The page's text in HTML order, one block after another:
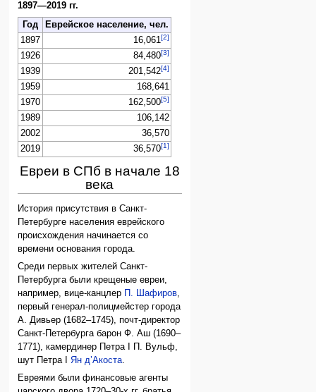
1897—2019 гг.
Год
Еврейское население, чел.
1897
16,061[2]
1926 84,480[3]
1939 201,542[4]
1959
168,641
1970
162,500[5]
1989
106,142
2002
36,570
2019
36,570[1]
Евреи в СПб в начале 18
века
История присутствия в Санкт-
Петербурге населения еврейского
происхождения начинается со
времени основания города.
Среди первых жителей Санкт-
Петербурга были крещеные евреи,
например, вице-канцлер
П. Шафиров,
первый генерал-полицмейстер города
А. Дивьер (1682–1745), почт-директор
Санкт-Петербурга барон Ф. Аш (1690–
1771), камердинер Петра I П. Вульф,
шут Петра IЯн д’Акоста.
Евреями были финансовые агенты